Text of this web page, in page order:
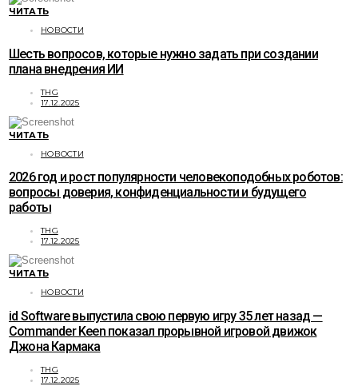
ЧИТАТЬ
НОВОСТИ
Шесть вопросов, которые нужно задать при создании
плана внедрения ИИ
THG
17.12.2025
ЧИТАТЬ
НОВОСТИ
2026 год и рост популярности человекоподобных роботов:
вопросы доверия, конфиденциальности и будущего
работы
THG
17.12.2025
ЧИТАТЬ
НОВОСТИ
id Software выпустила свою первую игру 35 лет назад —
Commander Keen показал прорывной игровой движок
Джона Кармака
THG
17.12.2025